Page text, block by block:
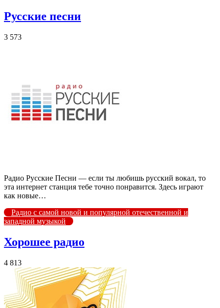
Русские песни
3 573
Радио Русские Песни — если ты любишь русский вокал, то
эта интернет станция тебе точно понравится. Здесь играют
как новые…
Радио с самой новой и популярной отечественной и
западной музыкой
Хорошее радио
4 813